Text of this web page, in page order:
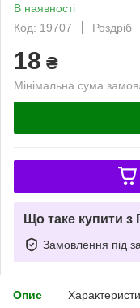
В наявності
Код: 19707
Роздріб
18 ₴
Мінімальна сума
Що таке купити з
Замовлення під
Опис